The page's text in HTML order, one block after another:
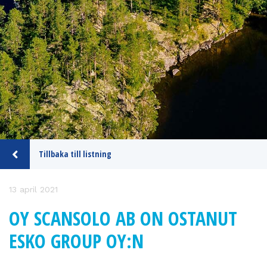
Tillbaka till listning
13 april 2021
OY SCANSOLO AB ON OSTANUT
ESKO GROUP OY:N